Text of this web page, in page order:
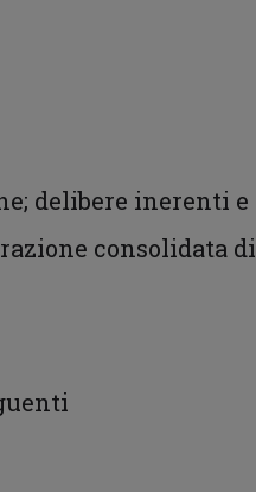
delibere inerenti e
consolidata di